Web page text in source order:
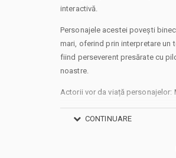
interactivă.
Personajele acestei povești
mari, oferind prin interpretare un
fiind perseverent presărate cu
noastre.
Actorii vor da viață personajelor:
Cafe București (Soseaua Pavel
CONTINUARE